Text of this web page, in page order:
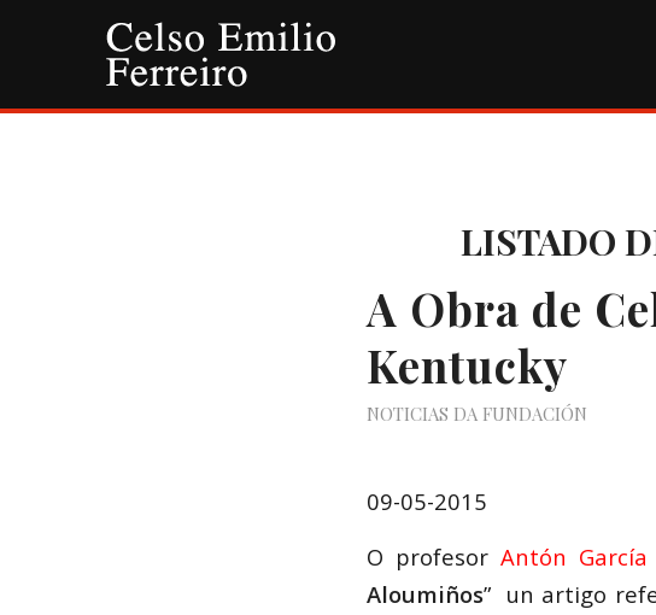
LISTADO
A Obra de
Kentucky
NOTICIAS DA FUNDACIÓN
09-05-2015
O profesor Antón García
Aloumiños” un artigo